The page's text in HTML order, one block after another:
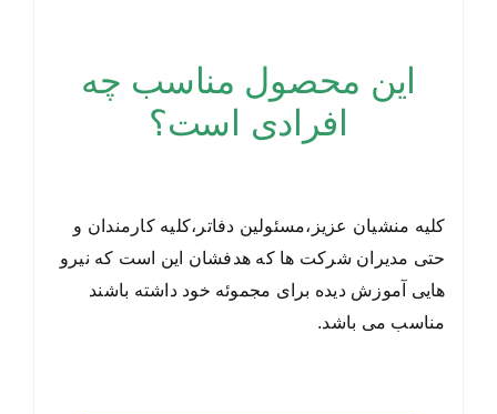
این محصول مناسب چه
افرادی است؟
کلیه منشیان عزیز،مسئولین دفاتر،کلیه کارمندان و
حتی مدیران شرکت ها که هدفشان این است که نیرو
هایی آموزش دیده برای مجموئه خود داشته باشند
مناسب می باشد.